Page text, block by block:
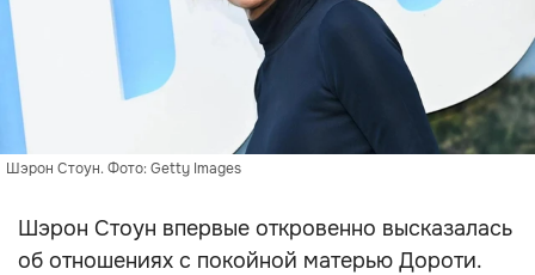
Шэрон Стоун. Фото: Getty Images
Шэрон Стоун впервые откровенно высказалась
об отношениях с покойной матерью Дороти.